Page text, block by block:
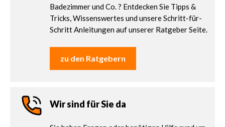
Badezimmer und Co. ? Entdecken Sie Tipps &
Tricks, Wissenswertes und unsere Schritt-für-
Schritt Anleitungen auf unserer Ratgeber Seite.
zu den Ratgebern
Wir sind für Sie da